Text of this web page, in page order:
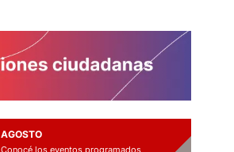
AGOSTO
Conocé los eventos programados